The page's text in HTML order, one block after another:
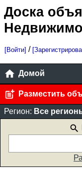
Доска
[Войти] /
Домой
Разместить
Регион: Все